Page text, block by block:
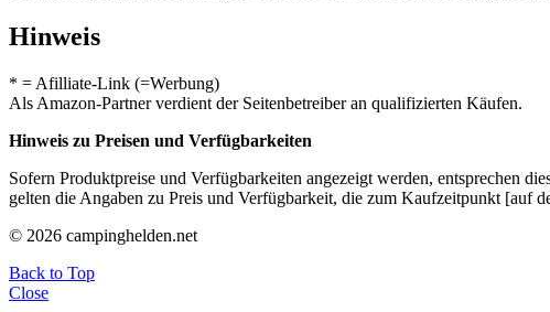
Hinweis
* = Afilliate-Link (=Werbung)
Als Amazon-Partner verdient der Seitenbetreiber an qualifizierten Käufen.
Hinweis zu Preisen und Verfügbarkeiten
Sofern Produktpreise und Verfügbarkeiten angezeigt werden, entsprechen
gelten die Angaben zu Preis und Verfügbarkeit, die zum Kaufzeitpunkt [auf
© 2026 campinghelden.net
Back to Top
Close